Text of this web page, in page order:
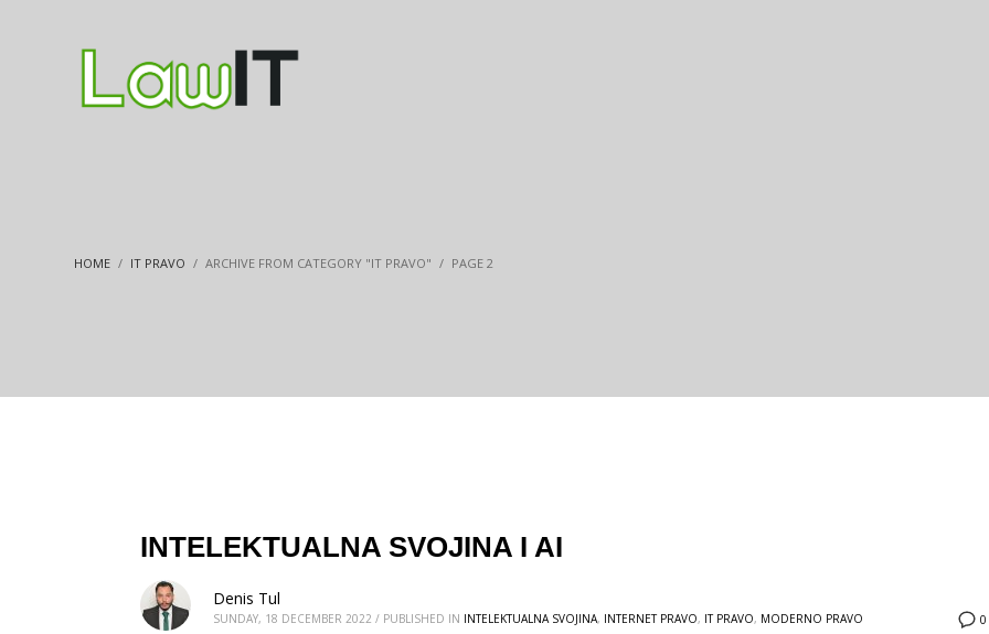
HOME IT PRAVO ARCHIVE FROM CATEGORY "IT PRAVO" PAGE 2
INTELEKTUALNA SVOJINA I AI
0
Denis Tul
SUNDAY, 18 DECEMBER 2022 / PUBLISHED IN INTELEKTUALNA SVOJINA, INTERNET PRAVO, IT PRAVO, MODERNO PRAVO